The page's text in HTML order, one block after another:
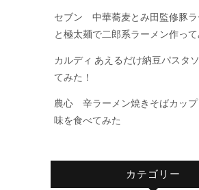
セブン 中華蕎麦とみ田監修豚ラ
と極太麺で二郎系ラーメン作って
カルディ あえるだけ納豆パスタ
てみた！
農心 辛ラーメン焼きそばカップ
味を食べてみた
カテゴリー